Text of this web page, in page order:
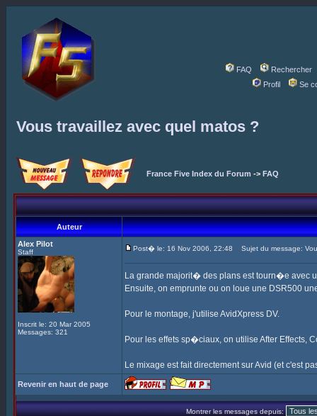
FAQ
Rechercher
Profil
Se
Vous travaillez avec quel matos ?
France Five Index du Forum -> FAQ
Auteur
Alex Pilot
Staff
Inscrit le: 20 Mar 2005
Messages: 321
Post� le: 16 Nov 2006, 22:48 Sujet du message:
La grande majorit� des plans est tourn�e avec
Ensuite, on emprunte ou on loue une DSR500
Pour le montage, j'utilise AvidXpress DV.
Pour les effets sp�ciaux, on utilise After Effects,
Le mixage est fait directement sur Avid (et c'est
Revenir en haut de page
Montrer les messages depuis: